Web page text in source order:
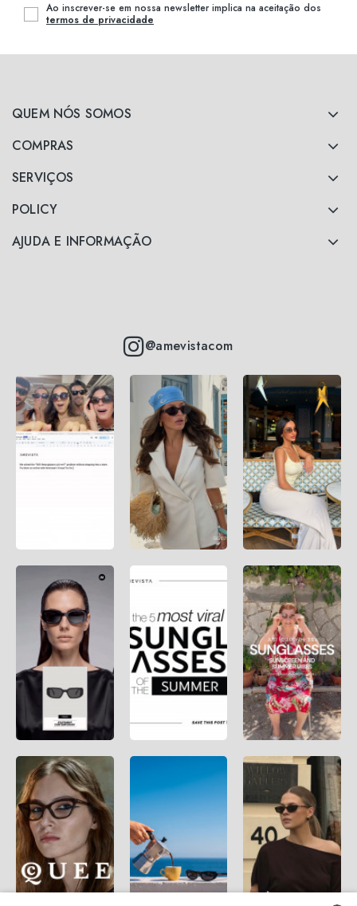
QUEM NÓS SOMOS
COMPRAS
SERVIÇOS
POLICY
AJUDA E INFORMAÇÃO
@amevistacom
Ao inscrever-se em nossa newsletter implica na aceitação dos
termos de privacidade